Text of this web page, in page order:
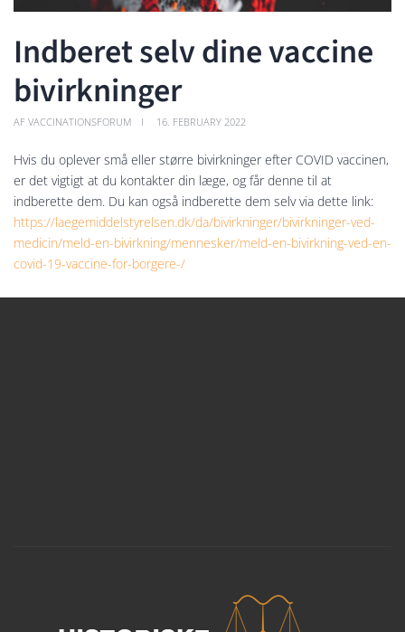
Indberet selv dine vaccine
bivirkninger
AF VACCINATIONSFORUM 16. FEBRUARY 2022
Hvis du oplever små eller større bivirkninger efter COVID vaccinen,
er det vigtigt at du kontakter din læge, og får denne til at
indberette dem. Du kan også indberette dem selv via dette link:
https://laegemiddelstyrelsen.dk/da/bivirkninger/bivirkninger-ved-
medicin/meld-en-bivirkning/mennesker/meld-en-bivirkning-ved-en-
covid-19-vaccine-for-borgere-/